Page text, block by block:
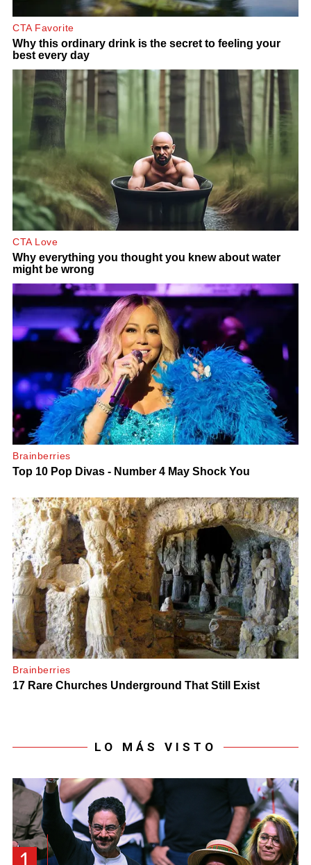
LO MÁS VISTO
1